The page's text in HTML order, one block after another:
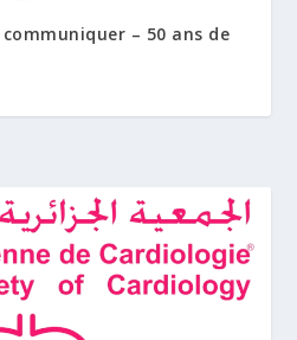
– 50 ans de